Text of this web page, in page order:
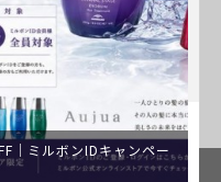
｜ミルボンIDキャンペー